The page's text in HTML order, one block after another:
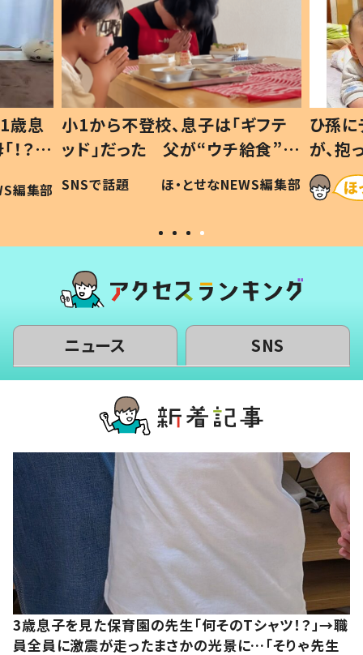
歳息
？」
編集部
小1から不登校、息子は「ギフテ
ッド」だった 父が“ウチ給食”を
作り続ける理由とは #令和の親
#令和の子
SNSで話題 ほ・とせなNEWS編集部
ひ孫
が、
「涙が
い」
ニュース SNS
3歳息子を見た保育園の先生「何そのTシャツ！？」→職
員全員に激震が走ったまさかの光景に…「そりゃ先生